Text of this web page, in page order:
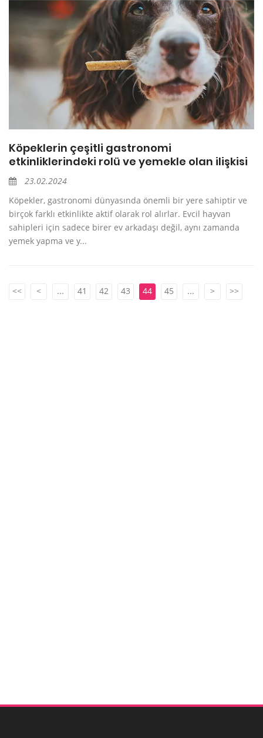
Köpeklerin çeşitli gastronomi
etkinliklerindeki rolü ve yemekle olan ilişkisi
23.02.2024
Köpekler, gastronomi dünyasında önemli bir yere sahiptir ve
birçok farklı etkinlikte aktif olarak rol alırlar. Evcil hayvan
sahipleri için sadece birer ev arkadaşı değil, aynı zamanda
yemek yapma ve y...
<< < ... 41 42 43 44 45 ... > >>